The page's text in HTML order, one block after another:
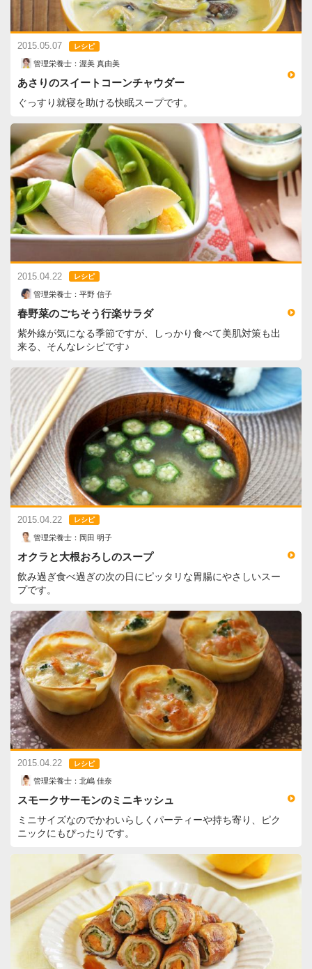
2015.05.07 レシピ
管理栄養士：渥美 真由美
あさりのスイートコーンチャウダー
ぐっすり就寝を助ける快眠スープです。
2015.04.22 レシピ
管理栄養士：平野 信子
春野菜のごちそう行楽サラダ
紫外線が気になる季節ですが、しっかり食べて美肌対策も出
来る、そんなレシピです♪
2015.04.22 レシピ
管理栄養士：岡田 明子
オクラと大根おろしのスープ
飲み過ぎ食べ過ぎの次の日にピッタリな胃腸にやさしいスー
プです。
2015.04.22 レシピ
管理栄養士：北嶋 佳奈
スモークサーモンのミニキッシュ
ミニサイズなのでかわいらしくパーティーや持ち寄り、ピク
ニックにもぴったりです。